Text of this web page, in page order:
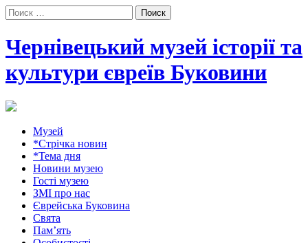
Поиск:
Чернівецький музей історії та
культури євреїв Буковини
Музей
*Стрічка новин
*Тема дня
Новини музею
Гості музею
ЗМІ про нас
Єврейська Буковина
Свята
Пам’ять